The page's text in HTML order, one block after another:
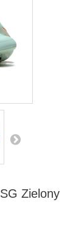
Zielony